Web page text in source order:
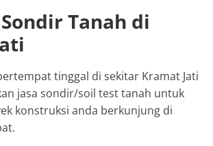
Tanah di
tinggal di sekitar Kramat Jati
jasa sondir/soil test tanah untuk
konstruksi anda berkunjung di